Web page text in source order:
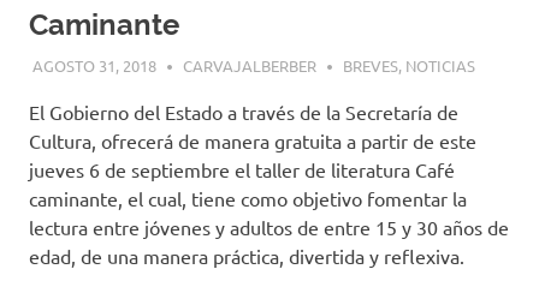
Caminante
AGOSTO 31, 2018 CARVAJALBERBER BREVES, NOTICIAS
El Gobierno del Estado a través de la Secretaría de
Cultura, ofrecerá de manera gratuita a partir de este
jueves 6 de septiembre el taller de literatura Café
caminante, el cual, tiene como objetivo fomentar la
lectura entre jóvenes y adultos de entre 15 y 30 años de
edad, de una manera práctica, divertida y reflexiva.